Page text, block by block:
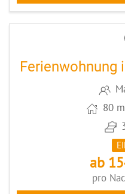
5
Ferienwohnung
80 m
ab
pro